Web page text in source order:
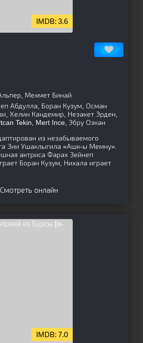
3.6
Мехмет Бинай
Абдулла, Боран Кузум, Осман
Хелин Кандемир, Незакет Эрден,
Tekin, Mert Ince, Эбру Озкан
из незабываемого
Зии Ушаклыгила «Ашк-ы Мемну».
актриса Фарах Зейнеп
Боран Кузум, Нихала играет
Смотреть онлайн
[is-
7.0